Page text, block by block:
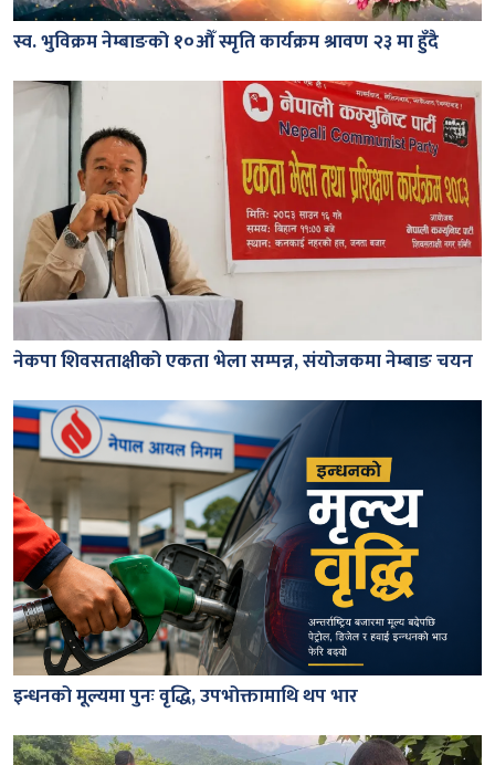
स्व. भुविक्रम नेम्बाङको १०औँ स्मृति कार्यक्रम श्रावण २३ मा हुँदै
नेकपा शिवसताक्षीको एकता भेला सम्पन्न, संयोजकमा नेम्बाङ चयन
इन्धनको मूल्यमा पुनः वृद्धि, उपभोक्तामाथि थप भार